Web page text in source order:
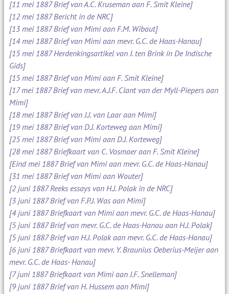
[11 mei 1887 Brief van A.C. Kruseman aan F. Smit Kleine]
[12 mei 1887 Bericht in de NRC]
[13 mei 1887 Brief van Mimi aan F.M. Wibaut]
[14 mei 1887 Brief van Mimi aan mevr. G.C. de Haas-Hanau]
[15 mei 1887 Herdenkingsartikel van J. ten Brink in De Indische
Gids]
[15 mei 1887 Brief van Mimi aan F. Smit Kleine]
[17 mei 1887 Brief van mevr. A.J.F. Clant van der Myll-Piepers aan
Mimi]
[18 mei 1887 Brief van J.J. van Laar aan Mimi]
[19 mei 1887 Brief van D.J. Korteweg aan Mimi]
[25 mei 1887 Brief van Mimi aan D.J. Korteweg]
[28 mei 1887 Briefkaart van C. Vosmaer aan F. Smit Kleine]
[Eind mei 1887 Brief van Mimi aan mevr. G.C. de Haas-Hanau]
[31 mei 1887 Brief van Mimi aan Wouter]
[2 juni 1887 Reeks essays van H.J. Polak in de NRC]
[3 juni 1887 Brief van F.P.J. Was aan Mimi]
[4 juni 1887 Briefkaart van Mimi aan mevr. G.C. de Haas-Hanau]
[5 juni 1887 Brief van mevr. G.C. de Haas-Hanau aan H.J. Polak]
[5 juni 1887 Brief van H.J. Polak aan mevr. G.C. de Haas-Hanau]
[6 juni 1887 Briefkaart van mevr. Y. Braunius Oeberius-Meijer aan
mevr. G.C. de Haas- Hanau]
[7 juni 1887 Briefkaart van Mimi aan J.F. Snelleman]
[9 juni 1887 Brief van H. Hussem aan Mimi]